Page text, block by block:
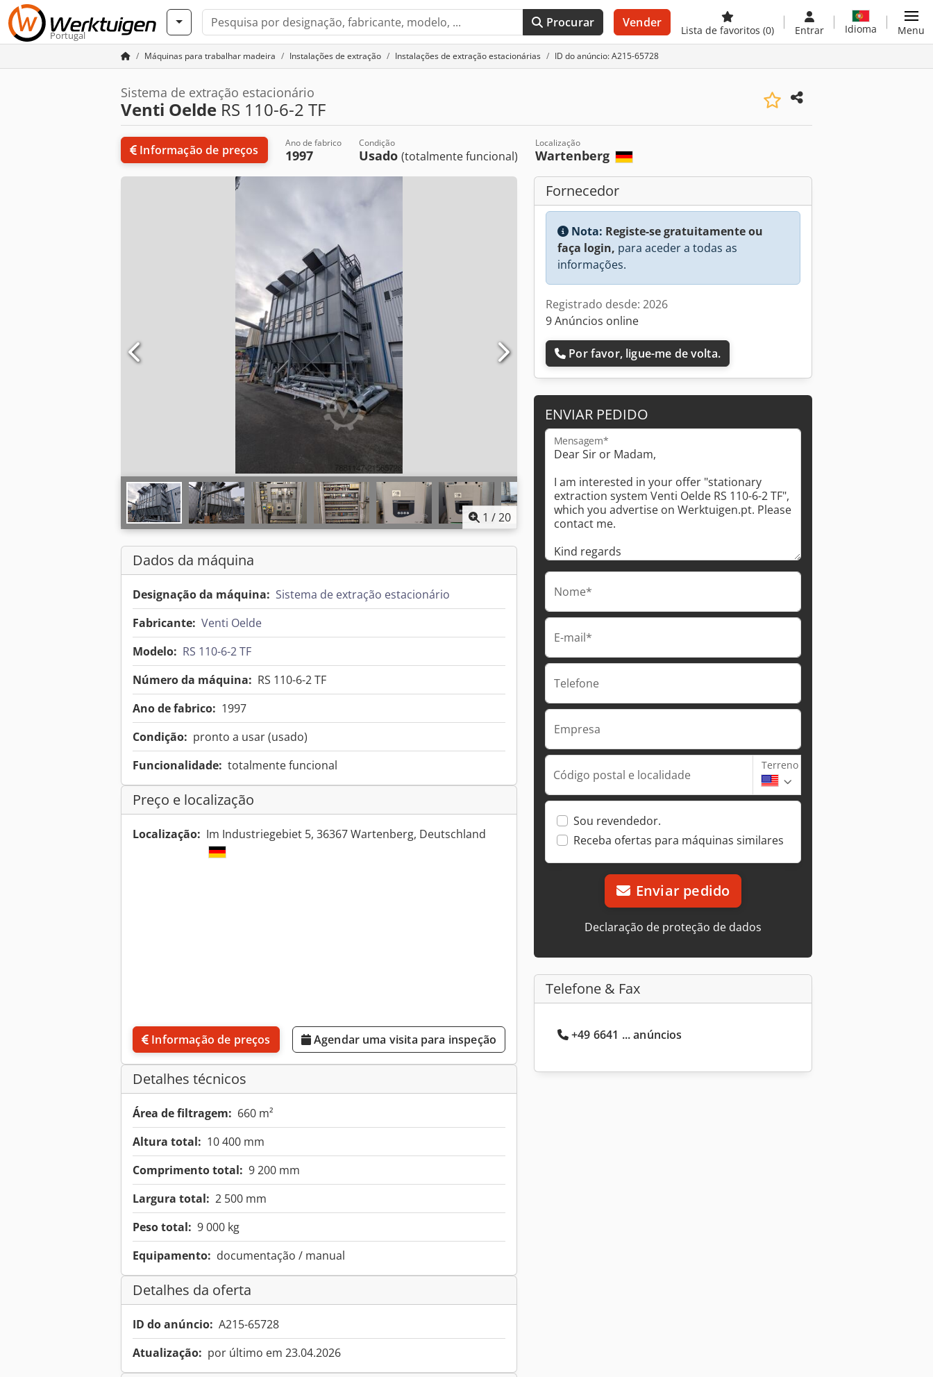
Portugal
Procurar Vender
Lista de favoritos (0) Entrar Idioma Menu
Máquinas para trabalhar madeira Instalações de extração Instalações de extração estacionárias ID do anúncio: A215-65728
Sistema de extração estacionário
Venti Oelde RS 110-6-2 TF
Informação de preços Ano de fabrico
1997
Condição
Usado (totalmente funcional)
Localização
Wartenberg
1 /20
Dados da máquina
Designação da máquina: Sistema de extração estacionário
Fabricante: Venti Oelde
Modelo: RS 110-6-2 TF
Número da máquina: RS 110-6-2 TF
Ano de fabrico: 1997
Condição: pronto a usar (usado)
Funcionalidade: totalmente funcional
Preço e localização
Localização: Im Industriegebiet 5, 36367 Wartenberg, Deutschland
Informação de preços Agendar uma visita para inspeção
Detalhes técnicos
Área de filtragem: 660 m²
Altura total: 10 400 mm
Comprimento total: 9 200 mm
Largura total: 2 500 mm
Peso total: 9 000 kg
Equipamento: documentação / manual
Detalhes da oferta
ID do anúncio: A215-65728
Atualização: por último em 23.04.2026
Fornecedor
Nota: Registe-se gratuitamente ou
faça login, para aceder a todas as
informações.
Registrado desde: 2026
9 Anúncios online
Por favor, ligue-me de volta.
ENVIAR PEDIDO
Mensagem*
Nome*
E-mail*
Telefone
Empresa
Código postal e localidade
Terreno
Sou revendedor.
Receba ofertas para máquinas similares
Enviar pedido
Declaração de proteção de dados
Telefone & Fax
+49 6641 ... anúncios